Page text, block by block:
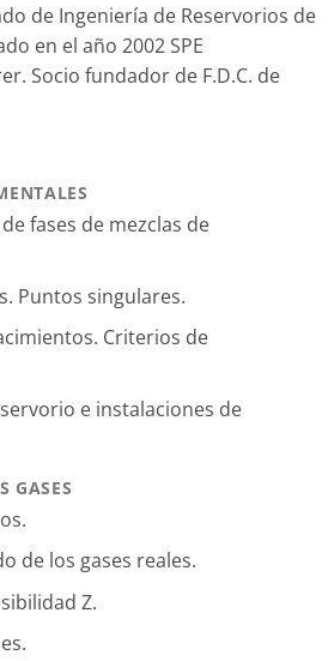
de Ingeniería de Reservorios de
en el año 2002 SPE
Socio fundador de F.D.C. de
fases de mezclas de
Puntos singulares.
Criterios de
e instalaciones de
GASES
de los gases reales.
Z.